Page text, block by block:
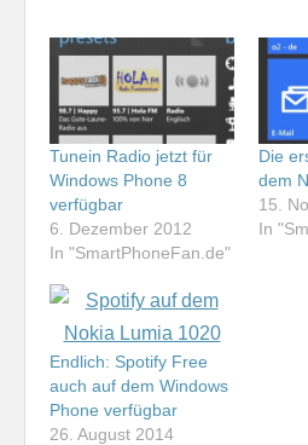
Tunein Radio jetzt für
Windows Phone 8
verfügbar
6. Dezember 2012
In "SmartPhoneFan.de"
Die
dem
15.
In
Endlich: Spotify Free
auch auf dem Windows
Phone verfügbar
26. August 2014